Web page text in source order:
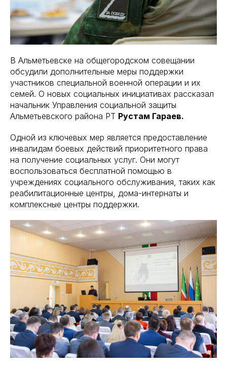
В Альметьевске на общегородском совещании
обсудили дополнительные меры поддержки
участников специальной военной операции и их
семей. О новых социальных инициативах рассказал
начальник Управления социальной защиты
Альметьевского района РТ Рустам Гараев.
Одной из ключевых мер является предоставление
инвалидам боевых действий приоритетного права
на получение социальных услуг. Они могут
воспользоваться бесплатной помощью в
учреждениях социального обслуживания, таких как
реабилитационные центры, дома-интернаты и
комплексные центры поддержки.